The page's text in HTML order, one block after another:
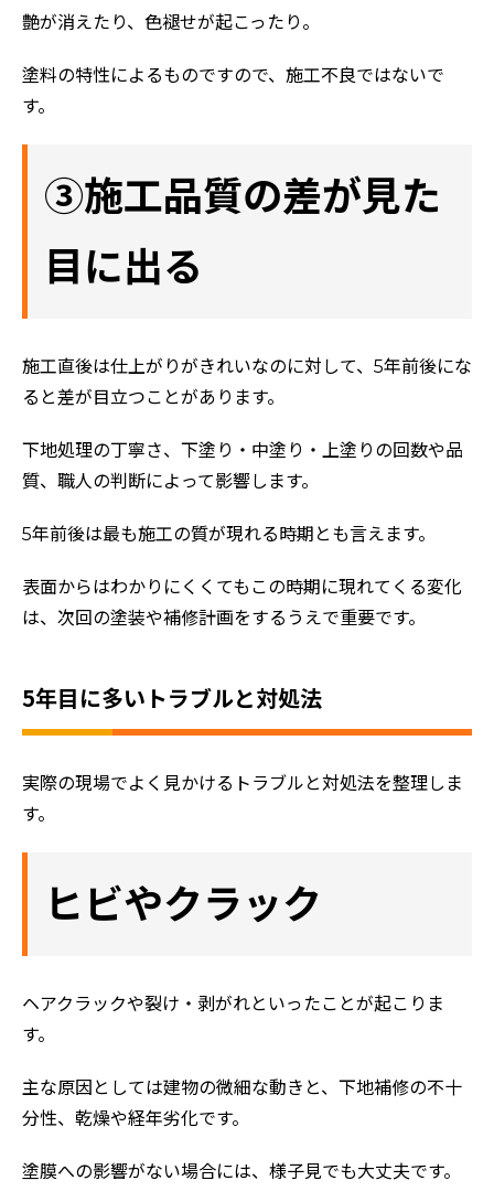
艶が消えたり、色褪せが起こったり。
塗料の特性によるものですので、施工不良ではないで
す。
③施工品質の差が見た
目に出る
施工直後は仕上がりがきれいなのに対して、5年前後にな
ると差が目立つことがあります。
下地処理の丁寧さ、下塗り・中塗り・上塗りの回数や品
質、職人の判断によって影響します。
5年前後は最も施工の質が現れる時期とも言えます。
表面からはわかりにくくてもこの時期に現れてくる変化
は、次回の塗装や補修計画をするうえで重要です。
5年目に多いトラブルと対処法
実際の現場でよく見かけるトラブルと対処法を整理しま
す。
ヒビやクラック
ヘアクラックや裂け・剥がれといったことが起こりま
す。
主な原因としては建物の微細な動きと、下地補修の不十
分性、乾燥や経年劣化です。
塗膜への影響がない場合には、様子見でも大丈夫です。